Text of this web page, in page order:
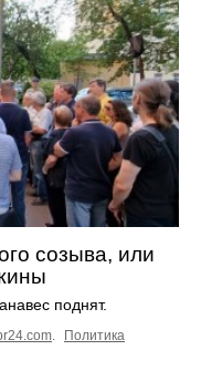
созыва, или
поднят.
.
Политика